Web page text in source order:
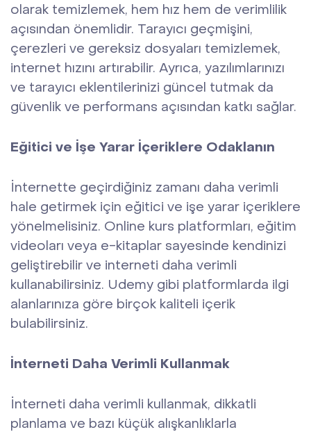
olarak temizlemek, hem hız hem de verimlilik
açısından önemlidir. Tarayıcı geçmişini,
çerezleri ve gereksiz dosyaları temizlemek,
internet hızını artırabilir. Ayrıca, yazılımlarınızı
ve tarayıcı eklentilerinizi güncel tutmak da
güvenlik ve performans açısından katkı sağlar.
Eğitici ve İşe Yarar İçeriklere Odaklanın
İnternette geçirdiğiniz zamanı daha verimli
hale getirmek için eğitici ve işe yarar içeriklere
yönelmelisiniz. Online kurs platformları, eğitim
videoları veya e-kitaplar sayesinde kendinizi
geliştirebilir ve interneti daha verimli
kullanabilirsiniz. Udemy gibi platformlarda ilgi
alanlarınıza göre birçok kaliteli içerik
bulabilirsiniz.
İnterneti Daha Verimli Kullanmak
İnterneti daha verimli kullanmak, dikkatli
planlama ve bazı küçük alışkanlıklarla